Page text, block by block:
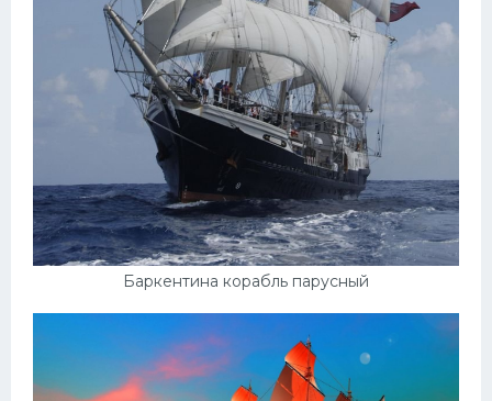
Баркентина корабль парусный